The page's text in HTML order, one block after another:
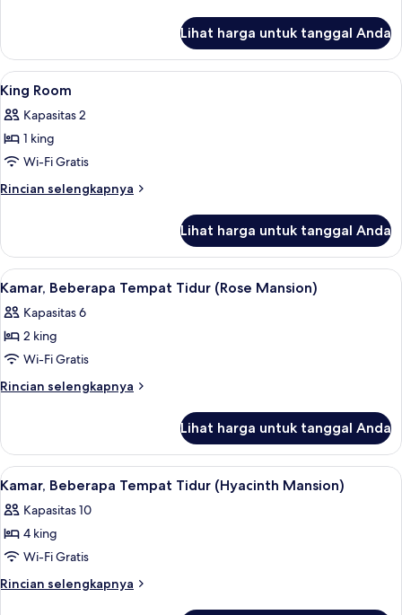
Topkapi
Suite
Lihat harga untuk tanggal Anda
Lihat
semua
foto
untuk
King
Room
Seprai premium, selimut bulu angsa,
10
King Room
Kapasitas 2
1 king
Wi-Fi Gratis
Rincian selengkapnya
Rincian
King
Room
Lihat harga untuk tanggal Anda
Lihat
semua
foto
untuk
Kamar,
Beberapa
(Rose
Mansion)
Perlengkapan kamar mandi ramah
6
Kamar, Beberapa Tempat Tidur (Rose Mansion)
Kapasitas 6
2 king
Wi-Fi Gratis
Rincian selengkapnya
Rincian
Kamar,
Beberapa
Tempat
(Rose
Mansion)
Lihat harga untuk tanggal Anda
Lihat
semua
foto
untuk
Kamar,
Beberapa
Perlengkapan kamar mandi ramah
6
Kamar, Beberapa Tempat Tidur (Hyacinth Mansion)
Kapasitas 10
4 king
Wi-Fi Gratis
Rincian selengkapnya
Rincian